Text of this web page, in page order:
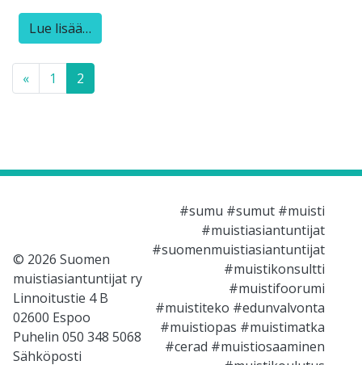
Lue lisää…
Posts navigation
« 1 2
© 2026 Suomen
muistiasiantuntijat ry
Linnoitustie 4 B
02600 Espoo
Puhelin 050 348 5068
Sähköposti
#sumu #sumut #muisti
#muistiasiantuntijat
#suomenmuistiasiantuntijat
#muistikonsultti
#muistifoorumi
#muistiteko #edunvalvonta
#muistiopas #muistimatka
#cerad #muistiosaaminen